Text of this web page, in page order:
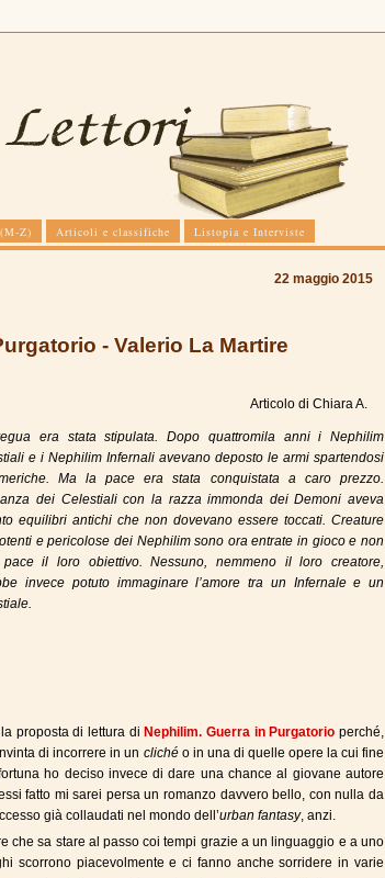
Z) Articoli e classifiche Listopia e Interviste
22 maggio 2015
- Valerio La Martire
Articolo di Chiara A.
era stata stipulata. Dopo quattromila anni i Nephilim
e i Nephilim Infernali avevano deposto le armi spartendosi
Ma la pace era stata conquistata a caro prezzo.
dei Celestiali con la razza immonda dei Demoni aveva
equilibri antichi che non dovevano essere toccati. Creature
e pericolose dei Nephilim sono ora entrate in gioco e non
il loro obiettivo. Nessuno, nemmeno il loro creatore,
invece potuto immaginare l’amore tra un Infernale e un
proposta di lettura di Nephilim. Guerra in Purgatorio perché,
di incorrere in un cliché o in una di quelle opere la cui fine
ho deciso invece di dare una chance al giovane autore
fatto mi sarei persa un romanzo davvero bello, con nulla da
già collaudati nel mondo dell’urban fantasy, anzi.
che sa stare al passo coi tempi grazie a un linguaggio e a uno
scorrono piacevolmente e ci fanno anche sorridere in varie